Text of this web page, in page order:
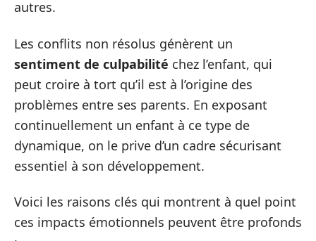
autres.
Les conflits non résolus génèrent un
sentiment de culpabilité chez l’enfant, qui
peut croire à tort qu’il est à l’origine des
problèmes entre ses parents. En exposant
continuellement un enfant à ce type de
dynamique, on le prive d’un cadre sécurisant
essentiel à son développement.
Voici les raisons clés qui montrent à quel point
ces impacts émotionnels peuvent être profonds